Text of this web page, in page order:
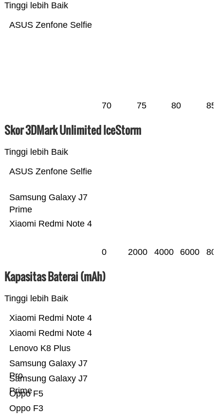
Tinggi lebih Baik
ASUS Zenfone Selfie
70 75 80 85
Skor 3DMark Unlimited IceStorm
Tinggi lebih Baik
Xiaomi Redmi Note 4
Samsung Galaxy J7
Prime
ASUS Zenfone Selfie
0 2000 4000 6000
Kapasitas Baterai (mAh)
Tinggi lebih Baik
Oppo F3
Oppo F5
Samsung Galaxy J7
Prime
Samsung Galaxy J7
Pro
Lenovo K8 Plus
Xiaomi Redmi Note 4
Xiaomi Redmi Note 4